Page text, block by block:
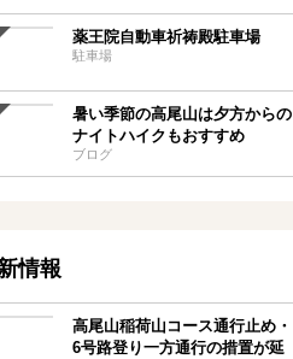
薬王院自動車祈祷殿駐車場
駐車場
暑い季節の高尾山は夕方からの
ナイトハイクもおすすめ
ブログ
情報
高尾山稲荷山コース通行止め・
6号路登り一方通行の措置が延